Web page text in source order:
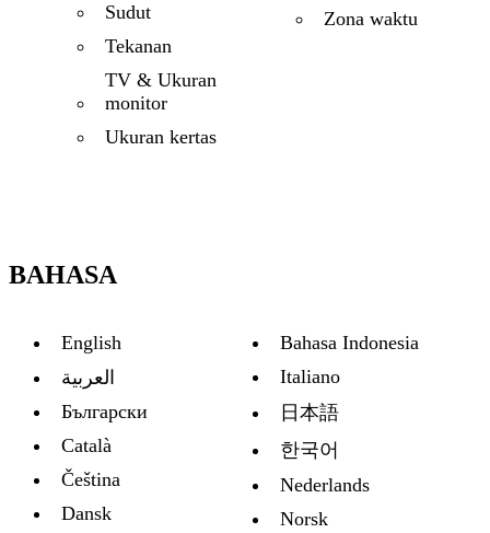
Sudut
Tekanan
TV & Ukuran
monitor
Ukuran kertas
Zona waktu
BAHASA
English
العربية
Български
Català
Čeština
Dansk
Bahasa Indonesia
Italiano
日本語
한국어
Nederlands
Norsk